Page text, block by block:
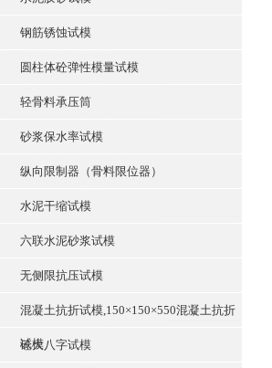
钢筋锈蚀试模
圆柱体砼弹性模量试模
轻骨料承压筒
砂浆保水率试模
纵向限制器（骨料限位器）
水泥干缩试模
六联水泥砂浆试模
无侧限抗压试模
混凝土抗折试模,150×150×550混凝土抗折
试模
砼大八字试模